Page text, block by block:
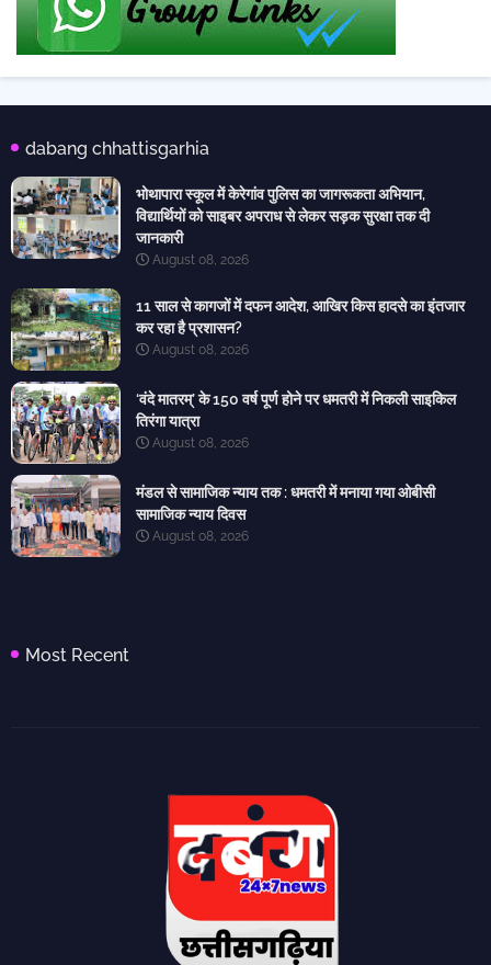
dabang chhattisgarhia
भोथापारा स्कूल में केरेगांव पुलिस का जागरूकता अभियान,
विद्यार्थियों को साइबर अपराध से लेकर सड़क सुरक्षा तक दी
जानकारी
August 08, 2026
11 साल से कागजों में दफन आदेश, आखिर किस हादसे का इंतजार
कर रहा है प्रशासन?
August 08, 2026
‘वंदे मातरम्’ के 150 वर्ष पूर्ण होने पर धमतरी में निकली साइकिल
तिरंगा यात्रा
August 08, 2026
मंडल से सामाजिक न्याय तक : धमतरी में मनाया गया ओबीसी
सामाजिक न्याय दिवस
August 08, 2026
Most Recent